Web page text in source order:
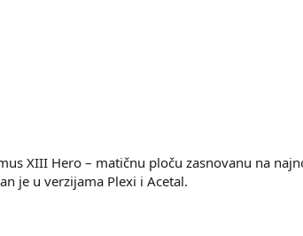
XIII Hero – matičnu ploču zasnovanu na
je u verzijama Plexi i Acetal.